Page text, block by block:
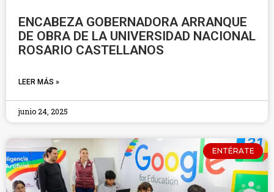
ENCABEZA GOBERNADORA ARRANQUE
DE OBRA DE LA UNIVERSIDAD NACIONAL
ROSARIO CASTELLANOS
LEER MÁS »
junio 24, 2025
ENTÉRATE